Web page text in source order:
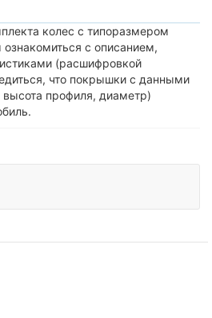
колес с типоразмером
с описанием,
(расшифровкой
что покрышки с данными
профиля, диаметр)